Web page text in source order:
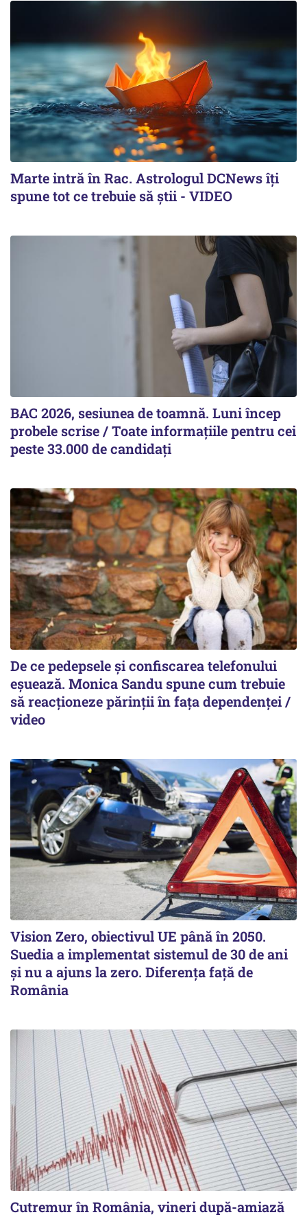
Marte intră în Rac. Astrologul DCNews îți
spune tot ce trebuie să știi - VIDEO
BAC 2026, sesiunea de toamnă. Luni încep
probele scrise / Toate informațiile pentru cei
peste 33.000 de candidați
De ce pedepsele și confiscarea telefonului
eșuează. Monica Sandu spune cum trebuie
să reacționeze părinții în fața dependenței /
video
Vision Zero, obiectivul UE până în 2050.
Suedia a implementat sistemul de 30 de ani
şi nu a ajuns la zero. Diferenţa faţă de
România
Cutremur în România, vineri după-amiază